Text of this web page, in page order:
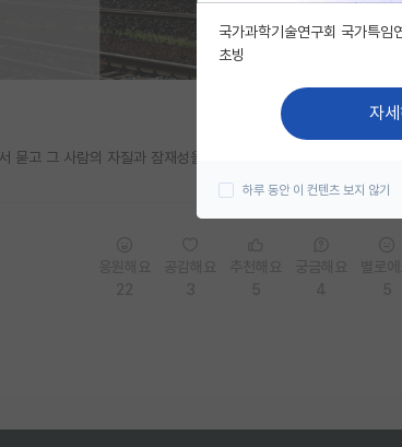
묻고 그 사람의 자질과 잠재성을 보고 뽑아야지 그냥 아무렇게나
국가과학기술연구회 국가특
초빙
자
하루 동안 이 컨텐츠 보지 않기